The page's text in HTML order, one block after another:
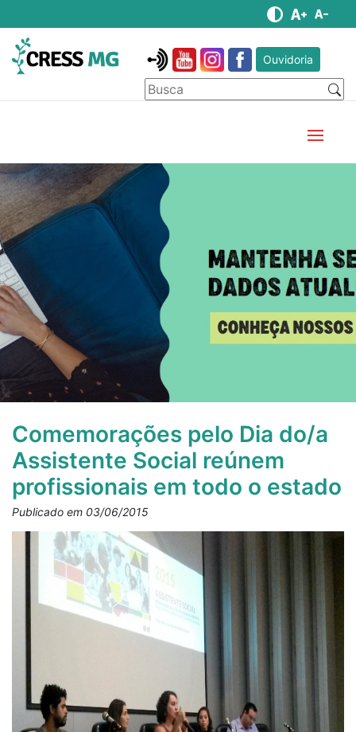
Ouvidoria
Comemorações pelo Dia do/a
Assistente Social reúnem
profissionais em todo o estado
Publicado em 03/06/2015